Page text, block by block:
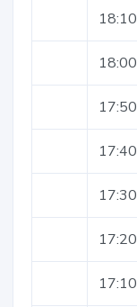
18:10
18:00
17:50
17:40
17:30
17:20
17:10